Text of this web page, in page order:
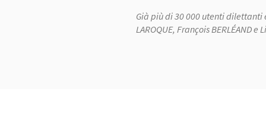
Già più di 30 000 utenti dilettanti
LAROQUE, François BERLÉAND e